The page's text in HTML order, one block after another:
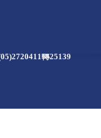
段168號法學院4樓
轉25139